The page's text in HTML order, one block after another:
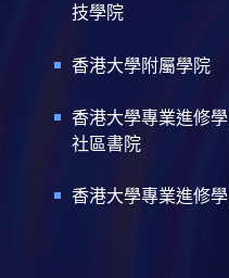
技學院
香港大學附屬學院
香港大學專業進修
社區書院
香港大學專業進修